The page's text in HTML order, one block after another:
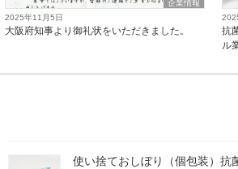
企業情報
2025年11月5日
大阪府知事より御礼状をいただきました。
抗
ル
使い捨ておしぼり（個包装）